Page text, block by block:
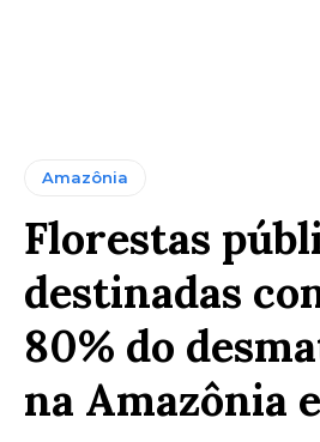
Amazônia
Florestas
destinadas
80% do
na Amazônia